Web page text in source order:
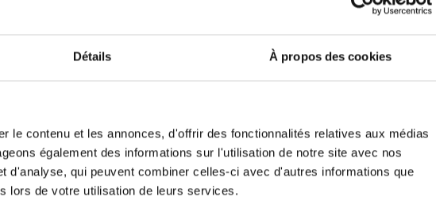
Détails À propos des cookies
le contenu et les annonces, d'offrir des fonctionnalités relatives aux médias
également des informations sur l'utilisation de notre site avec nos
d'analyse, qui peuvent combiner celles-ci avec d'autres informations que
lors de votre utilisation de leurs services.